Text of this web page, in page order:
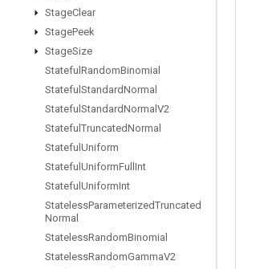
StageClear
StagePeek
StageSize
Stateful RandomBinomial
Stateful StandardNormal
Stateful StandardNormal V2
Stateful TruncatedNormal
Stateful Uniform
Stateful UniformFull Int
Stateful UniformInt
StatelessParameterizedTruncated
Normal
StatelessRandomBinomial
StatelessRandomGammaV2